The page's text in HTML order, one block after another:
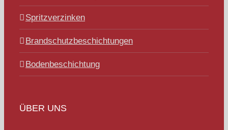
Spritzverzinken
Brandschutzbeschichtungen
Bodenbeschichtung
ÜBER UNS